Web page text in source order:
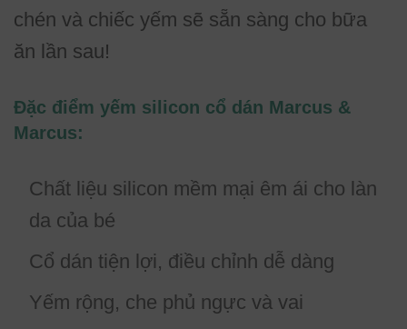
chén và chiếc yếm sẽ sẵn sàng cho bữa
ăn lần sau!
Đặc điểm yếm silicon cổ dán Marcus &
Marcus:
Chất liệu silicon mềm mại êm ái cho làn
da của bé
Cổ dán tiện lợi, điều chỉnh dễ dàng
Yếm rộng, che phủ ngực và vai